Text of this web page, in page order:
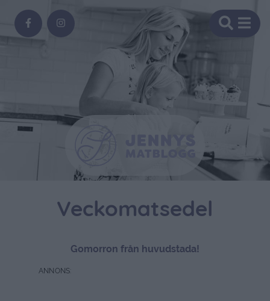
Veckomatsedel
Gomorron från huvudstada!